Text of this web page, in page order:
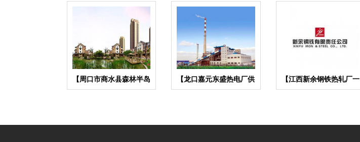
【周口市商水县森林半岛
项目】橡胶接头合同
【龙口嘉元东盛热电厂供
热项目】橡胶接头合同
【江西新余钢铁热轧厂一
检一钢厂项目】橡胶接头